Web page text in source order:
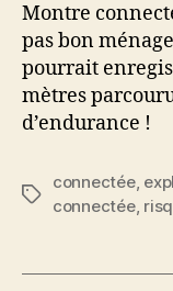
Montre
pas bon
pourrait
mètres
d’endurance !
Étiquettes
connectée,
connectée,